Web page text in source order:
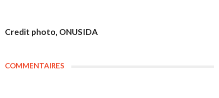
Credit photo, ONUSIDA
COMMENTAIRES